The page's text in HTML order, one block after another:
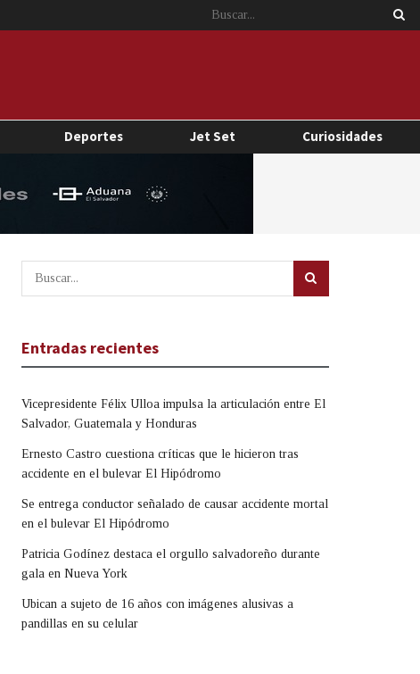
Deportes Jet Set Curiosidades
Entradas recientes
Vicepresidente Félix Ulloa impulsa la articulación entre El
Salvador, Guatemala y Honduras
Ernesto Castro cuestiona críticas que le hicieron tras
accidente en el bulevar El Hipódromo
Se entrega conductor señalado de causar accidente mortal
en el bulevar El Hipódromo
Patricia Godínez destaca el orgullo salvadoreño durante
gala en Nueva York
Ubican a sujeto de 16 años con imágenes alusivas a
pandillas en su celular